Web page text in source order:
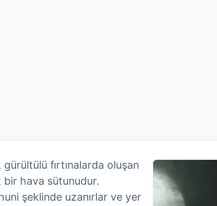
fırtınalarda oluşan
bir hava sütunudur.
şeklinde uzanırlar ve yer